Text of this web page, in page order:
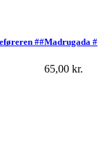
Madrugada #
65,00 kr.
##